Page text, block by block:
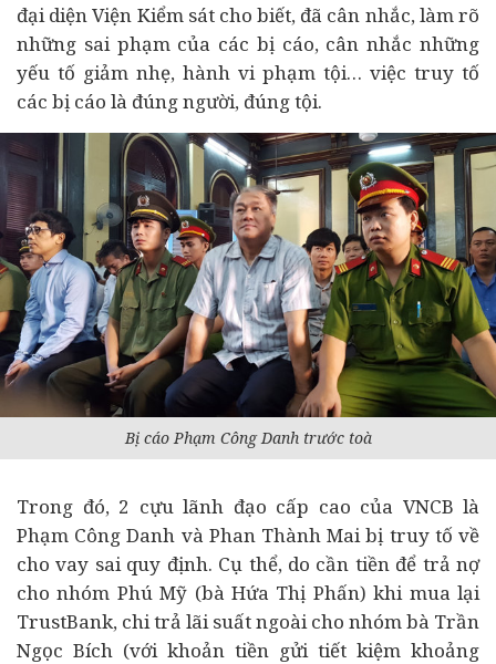
đại diện Viện Kiểm sát cho biết, đã cân nhắc, làm rõ
những sai phạm của các bị cáo, cân nhắc những
yếu tố giảm nhẹ, hành vi phạm tội… việc truy tố
các bị cáo là đúng người, đúng tội.
Bị cáo Phạm Công Danh trước toà
Trong đó, 2 cựu lãnh đạo cấp cao của VNCB là
Phạm Công Danh và Phan Thành Mai bị truy tố về
cho vay sai quy định. Cụ thể, do cần tiền để trả nợ
cho nhóm Phú Mỹ (bà Hứa Thị Phấn) khi mua lại
TrustBank, chi trả lãi suất ngoài cho nhóm bà Trần
Ngọc Bích (với khoản tiền gửi tiết kiệm khoảng